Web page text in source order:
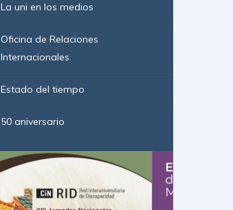
La uni en los medios
Oficina de Relaciones
Internacionales
Estado del tiempo
50 aniversario